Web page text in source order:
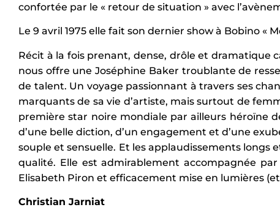
confortée par le « retour de situation » avec
Le 9 avril 1975 elle fait son dernier show à Bobino «
Récit à la fois prenant, dense, drôle et dramatique
nous offre une Joséphine Baker troublante de
de talent. Un voyage passionnant à travers ses
marquants de sa vie d’artiste, mais surtout de
première star noire mondiale par ailleurs héroïne
d’une belle diction, d’un engagement et d’une
souple et sensuelle. Et les applaudissements
qualité. Elle est admirablement accompagnée
Elisabeth Piron et efficacement mise en lumières
Christian Jarniat